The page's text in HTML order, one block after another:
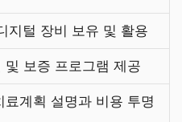
지털 장비 보유 및 활용
및 보증 프로그램 제공
료계획 설명과 비용 투명